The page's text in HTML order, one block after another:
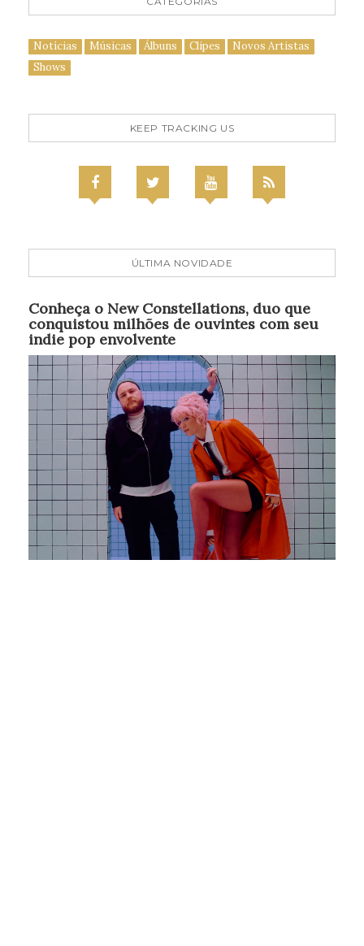
Notícias Músicas Álbuns Clipes
Novos Artistas
Shows
KEEP TRACKING US
ÚLTIMA NOVIDADE
Conheça o New Constellations, duo que
conquistou milhões de ouvintes com seu
indie pop envolvente